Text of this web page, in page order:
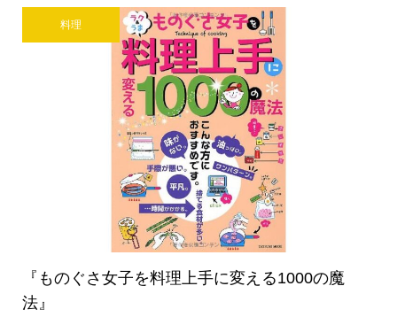
料理
『ものぐさ女子を料理上手に変える1000の魔
法』